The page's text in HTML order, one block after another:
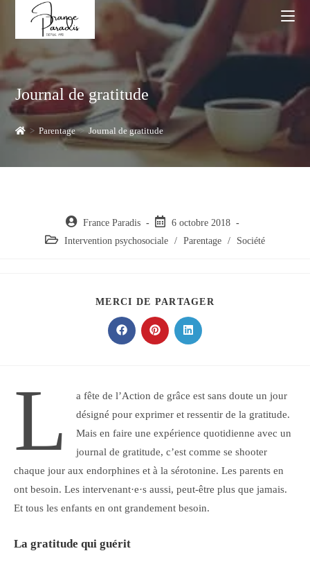
Journal de gratitude
> Parentage > Journal de gratitude
Auteur/autrice
de
France Paradis
Post
published:
6 octobre 2018
Post Intervention psychosociale / Parentage / Société
MERCI DE PARTAGER
Ouvrir
dans
Ouvrir
dans
Ouvrir
dans
L
a fête de l’Action de grâce est sans doute un jour
désigné pour exprimer et ressentir de la gratitude.
Mais en faire une expérience quotidienne avec un
journal de gratitude, c’est comme se shooter
chaque jour aux endorphines et à la sérotonine. Les parents en
ont besoin. Les intervenant·e·s aussi, peut-être plus que jamais.
Et tous les enfants en ont grandement besoin.
La gratitude qui guérit